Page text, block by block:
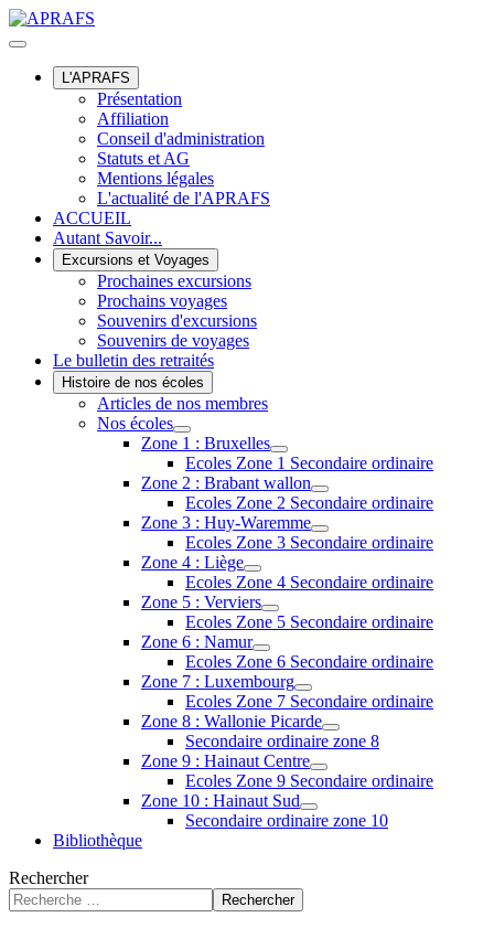
L'APRAFS
Présentation
Affiliation
Conseil d'administration
Statuts et AG
Mentions légales
L'actualité de l'APRAFS
ACCUEIL
Autant Savoir...
Excursions et Voyages
Prochaines excursions
Prochains voyages
Souvenirs d'excursions
Souvenirs de voyages
Le bulletin des retraités
Histoire de nos écoles
Articles de nos membres
Nos écoles
Zone 1 : Bruxelles
Ecoles Zone 1 Secondaire ordinaire
Zone 2 : Brabant wallon
Ecoles Zone 2 Secondaire ordinaire
Zone 3 : Huy-Waremme
Ecoles Zone 3 Secondaire ordinaire
Zone 4 : Liège
Ecoles Zone 4 Secondaire ordinaire
Zone 5 : Verviers
Ecoles Zone 5 Secondaire ordinaire
Zone 6 : Namur
Ecoles Zone 6 Secondaire ordinaire
Zone 7 : Luxembourg
Ecoles Zone 7 Secondaire ordinaire
Zone 8 : Wallonie Picarde
Secondaire ordinaire zone 8
Zone 9 : Hainaut Centre
Ecoles Zone 9 Secondaire ordinaire
Zone 10 : Hainaut Sud
Secondaire ordinaire zone 10
Bibliothèque
Rechercher
Rechercher